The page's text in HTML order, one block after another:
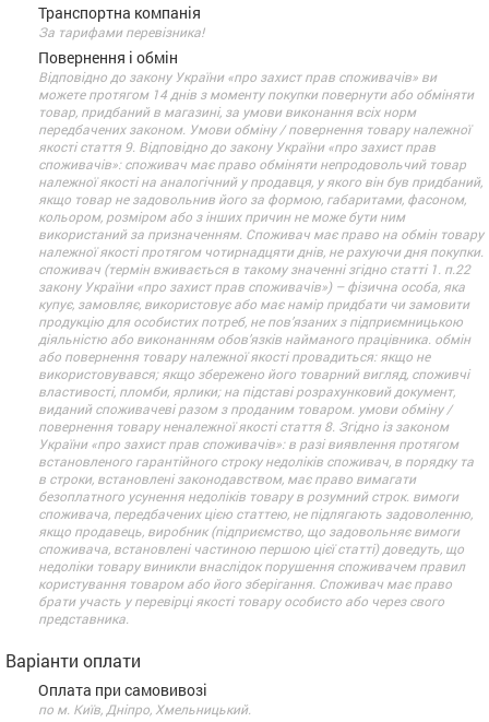
Транспортна компанія
За тарифами перевізника!
Повернення і обмін
Відповідно до закону України «про захист прав споживачів» ви
можете протягом 14 днів з моменту покупки повернути або обміняти
товар, придбаний в магазині, за умови виконання всіх норм
передбачених законом. Умови обміну / повернення товару належної
якості стаття 9. Відповідно до закону України «про захист прав
споживачів»: споживач має право обміняти непродовольчий товар
належної якості на аналогічний у продавця, у якого він був придбаний,
якщо товар не задовольнив його за формою, габаритами, фасоном,
кольором, розміром або з інших причин не може бути ним
використаний за призначенням. Споживач має право на обмін товару
належної якості протягом чотирнадцяти днів, не рахуючи дня покупки.
споживач (термін вживається в такому значенні згідно статті 1. п.22
закону України «про захист прав споживачів») – фізична особа, яка
купує, замовляє, використовує або має намір придбати чи замовити
продукцію для особистих потреб, не пов’язаних з підприємницькою
діяльністю або виконанням обов’язків найманого працівника. обмін
або повернення товару належної якості провадиться: якщо не
використовувався; якщо збережено його товарний вигляд, споживчі
властивості, пломби, ярлики; на підставі розрахунковий документ,
виданий споживачеві разом з проданим товаром. умови обміну /
повернення товару неналежної якості стаття 8. Згідно із законом
України «про захист прав споживачів»: в разі виявлення протягом
встановленого гарантійного строку недоліків споживач, в порядку та
в строки, встановлені законодавством, має право вимагати
безоплатного усунення недоліків товару в розумний строк. вимоги
споживача, передбачених цією статтею, не підлягають задоволенню,
якщо продавець, виробник (підприємство, що задовольняє вимоги
споживача, встановлені частиною першою цієї статті) доведуть, що
недоліки товару виникли внаслідок порушення споживачем правил
користування товаром або його зберігання. Споживач має право
брати участь у перевірці якості товару особисто або через свого
представника.
Варіанти оплати
Оплата при самовивозі
по м. Київ, Дніпро, Хмельницький.